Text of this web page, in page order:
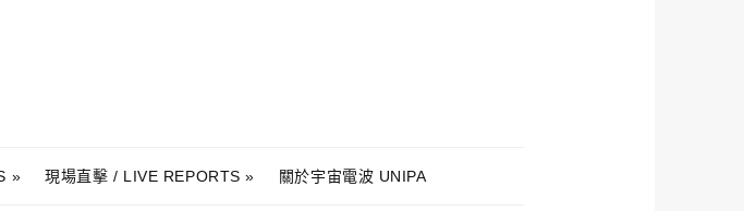
現場直擊 / LIVE REPORTS 關於宇宙電波 UNIPA